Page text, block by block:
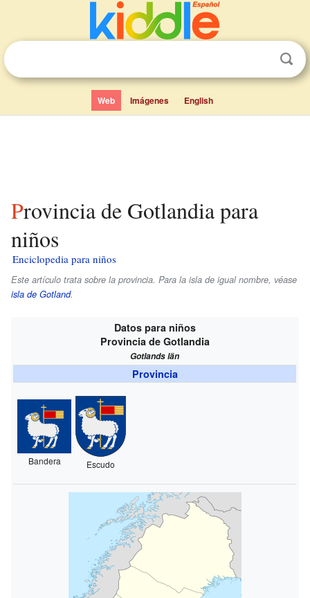
Web Imágenes English
Provincia de Gotlandia para
niños
Enciclopedia para niños
Este artículo trata sobre la provincia. Para la isla de igual nombre, véase
isla de Gotland.
Datos para niños
Provincia de Gotlandia
Gotlands län
Provincia
Bandera Escudo